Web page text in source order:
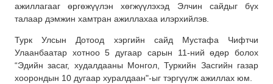
ажиллагааг өргөжүүлэн хөгжүүлэхэд Элчин сайдыг бүх
талаар дэмжин хамтран ажиллахаа илэрхийлэв.
Турк Улсын Дотоод хэргийн сайд Мустафа Чифтчи
Улаанбаатар хотноо 5 дугаар сарын 11-ний өдөр болох
“Эдийн засаг, худалдааны Монгол, Туркийн Засгийн газар
хоорондын 10 дугаар хуралдаан"-ыг тэргүүлж ажиллах юм.